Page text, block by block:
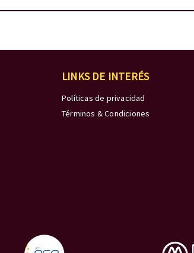
LINKS DE INTERÉS
Políticas de privacidad
Términos & Condiciones